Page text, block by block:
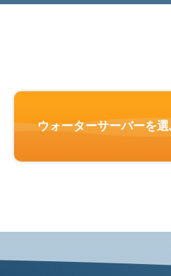
ウォーターサーバーを